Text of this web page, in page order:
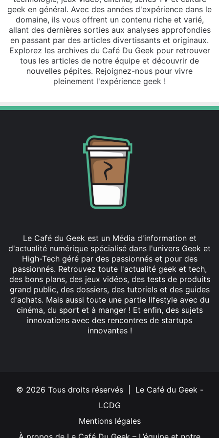
geek en général. Avec des années d'expérience dans le
domaine, ils vous offrent un contenu riche et varié,
allant des dernières sorties aux analyses approfondies
en passant par des articles divertissants et originaux.
Explorez les archives du Café Du Geek pour retrouver
tous les articles de notre équipe et découvrir de
nouvelles pépites. Rejoignez-nous pour vivre
pleinement l'expérience geek !
Le Café du Geek est un Média d'information et
d'actualité numérique spécialisé dans l'univers Geek et
High-Tech géré par des passionnés et pour des
passionnés. Retrouvez toute l'actualité geek et tech,
des bons plans, des jeux vidéos, des tests de produits
grand public, des dossiers, des tutoriels et des guides
d'achats. Mais aussi toute une partie lifestyle avec du
cinéma, du sport et à manger ! Et enfin, des sujets
innovations avec des rencontres de startups
innovantes !
© 2026 Tous droits réservés | Le Café du Geek -
LCDG
Mentions légales